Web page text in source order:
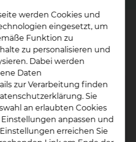
während des
Aufenthalts
werden Cookies und
eingesetzt, um
Funktion zu
zu personalisieren und
Dabei werden
Daten
zur Verarbeitung finden
Sie
an erlaubten Cookies
anpassen und
erreichen Sie